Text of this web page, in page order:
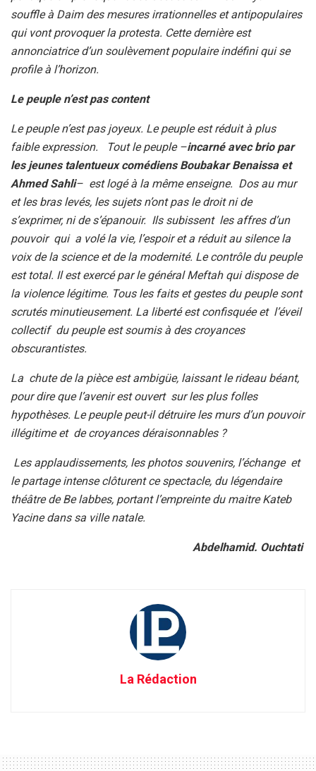
souffle à Daim des mesures irrationnelles et antipopulaires
qui vont provoquer la protesta. Cette dernière est
annonciatrice d’un soulèvement populaire indéfini qui se
profile à l’horizon.
Le peuple n’est pas content
Le peuple n’est pas joyeux. Le peuple est réduit à plus
faible expression. Tout le peuple –incarné avec brio par
les jeunes talentueux comédiens Boubakar Benaissa et
Ahmed Sahli– est logé à la même enseigne. Dos au mur
et les bras levés, les sujets n’ont pas le droit ni de
s’exprimer, ni de s’épanouir. Ils subissent les affres d’un
pouvoir qui a volé la vie, l’espoir et a réduit au silence la
voix de la science et de la modernité. Le contrôle du peuple
est total. Il est exercé par le général Meftah qui dispose de
la violence légitime. Tous les faits et gestes du peuple sont
scrutés minutieusement. La liberté est confisquée et l’éveil
collectif du peuple est soumis à des croyances
obscurantistes.
La chute de la pièce est ambigüe, laissant le rideau béant,
pour dire que l’avenir est ouvert sur les plus folles
hypothèses. Le peuple peut-il détruire les murs d’un pouvoir
illégitime et de croyances déraisonnables ?
Les applaudissements, les photos souvenirs, l’échange et
le partage intense clôturent ce spectacle, du légendaire
théâtre de Be labbes, portant l’empreinte du maitre Kateb
Yacine dans sa ville natale.
Abdelhamid. Ouchtati
La Rédaction